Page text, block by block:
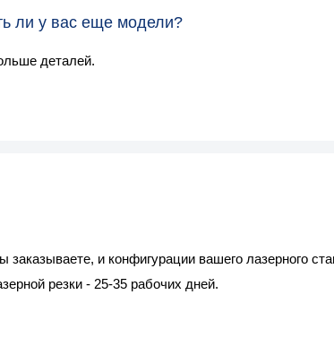
ли у вас еще модели?
деталей.
заказываете, и конфигурации вашего лазерного
резки - 25-35 рабочих дней.